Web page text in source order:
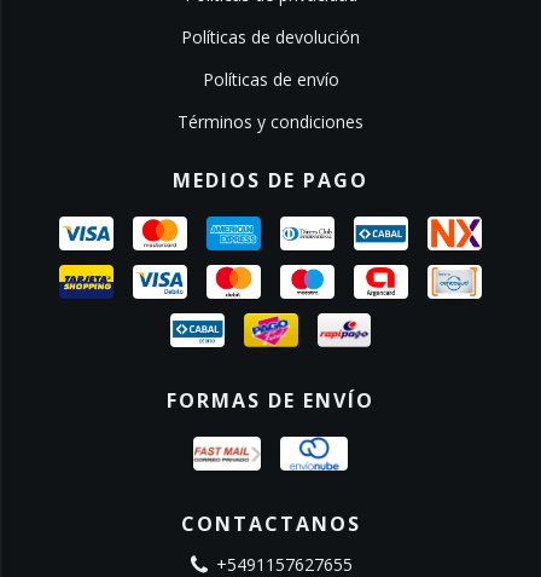
Políticas de devolución
Políticas de envío
Términos y condiciones
MEDIOS DE PAGO
FORMAS DE ENVÍO
CONTACTANOS
+5491157627655